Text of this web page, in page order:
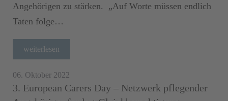
Angehörigen zu stärken. „Auf Worte müssen endlich
Taten folge…
weiterlesen
06. Oktober 2022
3. European Carers Day – Netzwerk pflegender